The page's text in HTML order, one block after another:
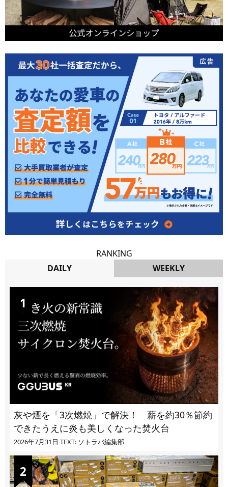
RANKING
DAILY
WEEKLY
灰や煙を「3次燃焼」で解決！ 薪を約30％節約
できたうえに炎も美しくなった焚火台
2026年7月31日 TEXT: ソトラバ編集部